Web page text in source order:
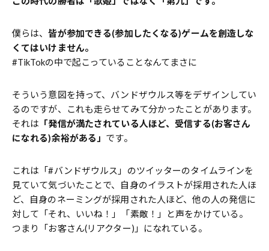
僕らは、皆が参加できる(参加したくなる)ゲームを創造しな
くてはいけません。
#TikTokの中で起こっていることなんてまさに
そういう意図を持って、バンドザウルス等をデザインしてい
るのですが、これも走らせてみて分かったことがあります。
それは 「発信が満たされている人ほど、受信する(お客さん
になれる)余裕がある」 です。
これは「#バンドザウルス」のツイッターのタイムラインを
見ていて気づいたことで、自身のイラストが採用された人ほ
ど、自身のネーミングが採用された人ほど、他の人の発信に
対して「それ、いいね！」「素敵！」と声をかけている。
つまり「お客さん(リアクター)」になれている。